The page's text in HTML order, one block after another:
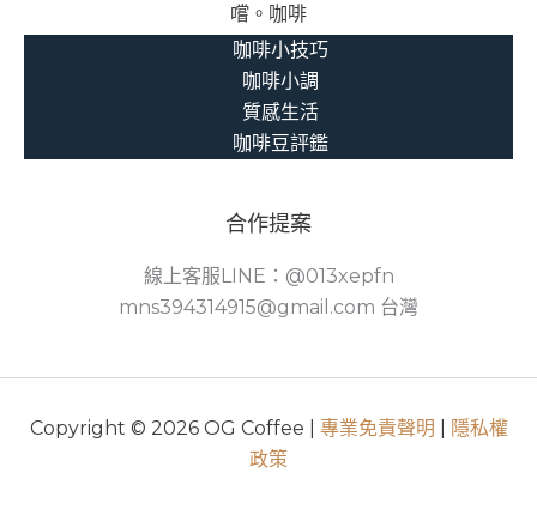
嚐。咖啡
咖啡小技巧
咖啡小調
質感生活
咖啡豆評鑑
合作提案
線上客服LINE：@013xepfn
mns394314915@gmail.com 台灣
Copyright © 2026 OG Coffee | 專業免責聲明
隱私權
政策